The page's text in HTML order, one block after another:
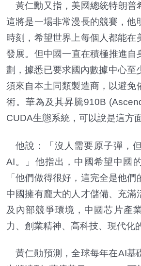
黃仁勳又指，美國總統特朗普
這將是一場非常漫長的競賽，他
時刻，希望世界上每個人都能在
發展。但中國一直在積極推進自
劃，據悉已要求國內數據中心至
須來自本土同類製造商，以避免
術。華為及其昇騰910B
CUDA生態系統，可以說是這方
他說：「沒人需要原子彈，
AI。」他指出，中國希望中國
「他們做得很好，這完全是他們
中國擁有龐大的人才儲備、充滿
及內部競爭環境，中國芯片產
力、創業精神、高科技、現代化
黃仁勛預測，全球每年在AI基